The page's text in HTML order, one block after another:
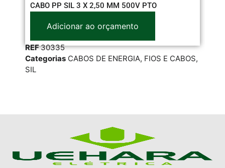
CABO PP SIL 3 X 2,50 MM 500V PTO
Adicionar ao orçamento
REF30335
Categorias CABOS DE ENERGIA, FIOS E CABOS,
SIL